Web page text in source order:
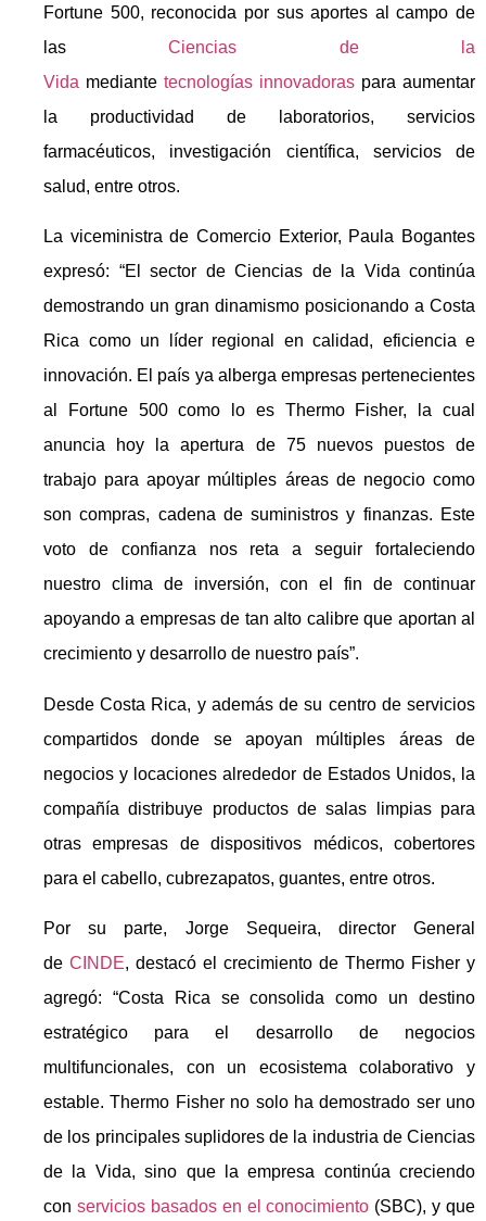
Fortune 500, reconocida por sus aportes al campo de
lasCiencias de la
Vida mediante tecnologías innovadoras para aumentar
la productividad de laboratorios, servicios
farmacéuticos, investigación científica, servicios de
salud, entre otros.
La viceministra de Comercio Exterior, Paula Bogantes
expresó: “El sector de Ciencias de la Vida continúa
demostrando un gran dinamismo posicionando a Costa
Rica como un líder regional en calidad, eficiencia e
innovación. El país ya alberga empresas pertenecientes
al Fortune 500 como lo es Thermo Fisher, la cual
anuncia hoy la apertura de 75 nuevos puestos de
trabajo para apoyar múltiples áreas de negocio como
son compras, cadena de suministros y finanzas. Este
voto de confianza nos reta a seguir fortaleciendo
nuestro clima de inversión, con el fin de continuar
apoyando a empresas de tan alto calibre que aportan al
crecimiento y desarrollo de nuestro país”.
Desde Costa Rica, y además de su centro de servicios
compartidos donde se apoyan múltiples áreas de
negocios y locaciones alrededor de Estados Unidos, la
compañía distribuye productos de salas limpias para
otras empresas de dispositivos médicos, cobertores
para el cabello, cubrezapatos, guantes, entre otros.
Por su parte, Jorge Sequeira, director General
de CINDE, destacó el crecimiento de Thermo Fisher y
agregó: “Costa Rica se consolida como un destino
estratégico para el desarrollo de negocios
multifuncionales, con un ecosistema colaborativo y
estable. Thermo Fisher no solo ha demostrado ser uno
de los principales suplidores de la industria de Ciencias
de la Vida, sino que la empresa continúa creciendo
con servicios basados en el conocimiento (SBC), y que